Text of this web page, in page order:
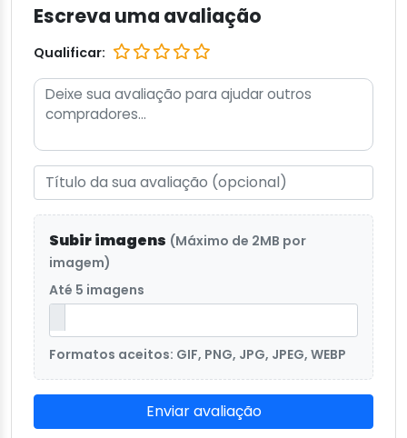
Escreva uma avaliação
Qualificar:
Subir imagens (Máximo de 2MB por
imagem)
Até 5 imagens
Formatos aceitos: GIF, PNG, JPG, JPEG, WEBP
Enviar avaliação